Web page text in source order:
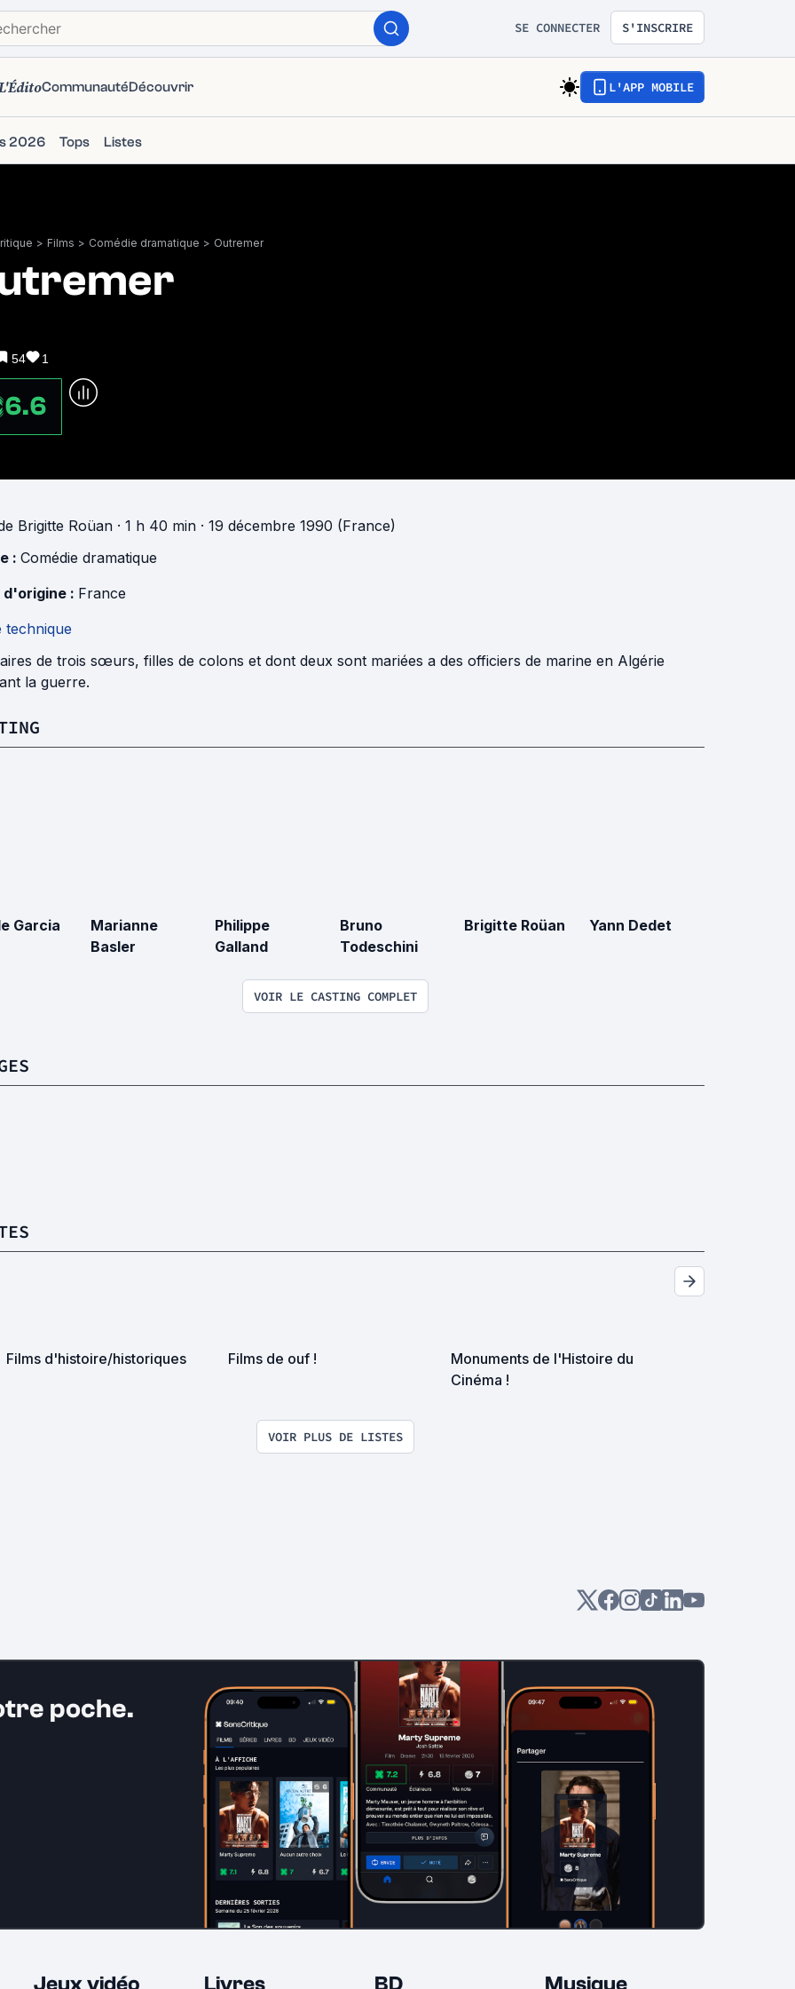
SE CONNECTER S'INSCRIRE
CommunautéDécouvrir L'APP MOBILE
2026 Tops Listes
> Films > Comédie dramatique > Outremer
54 1
6.6
Brigitte Roüan · 1 h 40 min · 19 décembre 1990 (France)
: Comédie dramatique
d'origine : France
technique
de trois sœurs, filles de colons et dont deux sont mariées a des officiers de marine en Algérie
la guerre.
Garcia
Marianne
Basler
Philippe
Galland
Bruno
Todeschini
Brigitte Roüan Yann Dedet
VOIR LE CASTING COMPLET
Films d'histoire/historiques Films de ouf !
Monuments de l'Histoire du
Cinéma !
VOIR PLUS DE LISTES
poche.